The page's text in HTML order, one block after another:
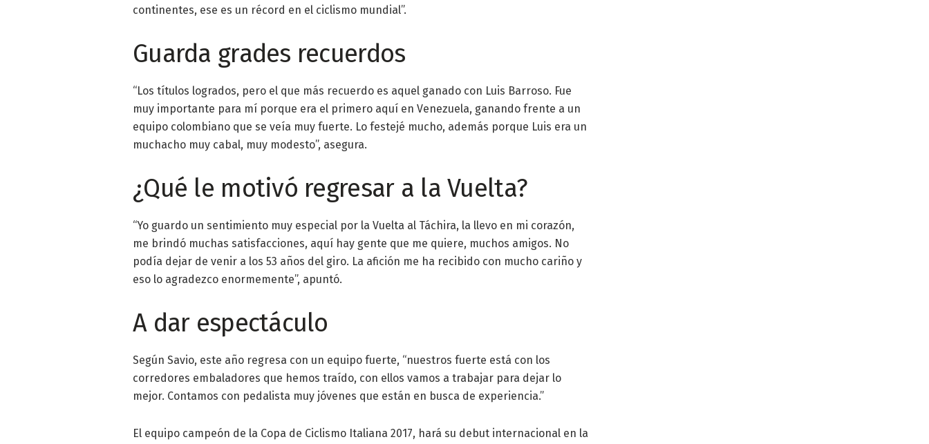
continentes, ese es un récord en el ciclismo mundial”.
Guarda grades recuerdos
“Los títulos logrados, pero el que más recuerdo es aquel ganado con Luis Barroso. Fue
muy importante para mí porque era el primero aquí en Venezuela, ganando frente a un
equipo colombiano que se veía muy fuerte. Lo festejé mucho, además porque Luis era un
muchacho muy cabal, muy modesto”, asegura.
¿Qué le motivó regresar a la Vuelta?
“Yo guardo un sentimiento muy especial por la Vuelta al Táchira, la llevo en mi corazón,
me brindó muchas satisfacciones, aquí hay gente que me quiere, muchos amigos. No
podía dejar de venir a los 53 años del giro. La afición me ha recibido con mucho cariño y
eso lo agradezco enormemente”, apuntó.
A dar espectáculo
Según Savio, este año regresa con un equipo fuerte, “nuestros fuerte está con los
corredores embaladores que hemos traído, con ellos vamos a trabajar para dejar lo
mejor. Contamos con pedalista muy jóvenes que están en busca de experiencia.”
El equipo campeón de la Copa de Ciclismo Italiana 2017, hará su debut internacional en la